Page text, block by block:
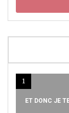
1
ET DONC JE